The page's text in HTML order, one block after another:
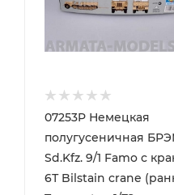
07253P Немецкая
полугусеничная
Sd.Kfz. 9/1 Famo с
6Т Bilstain crane